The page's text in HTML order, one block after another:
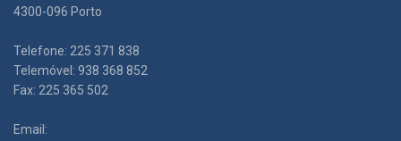
4300-096 Porto
Telefone: 225 371 838
Telemóvel: 938 368 852
Fax: 225 365 502
Email: